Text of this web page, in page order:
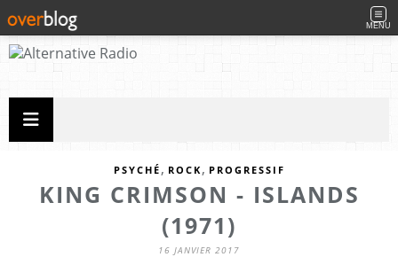
MENU
PSYCHÉ , ROCK , PROGRESSIF
KING CRIMSON - ISLANDS
(1971)
16 JANVIER 2017